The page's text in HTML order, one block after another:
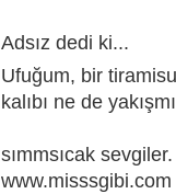
Adsız dedi ki...
Ufuğum, bir
kalıbı ne de
sımmsıcak sevgiler.
www.misssgibi.com